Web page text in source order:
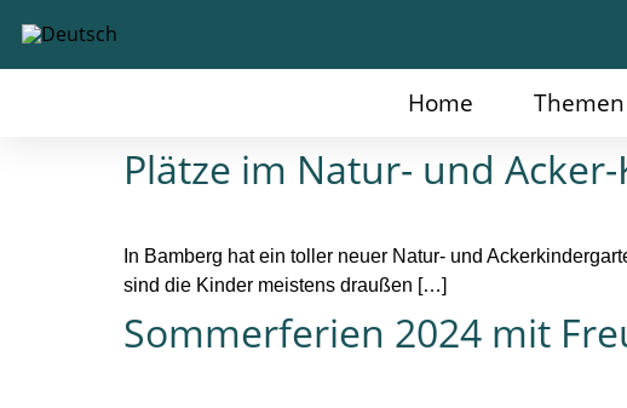
springen
Home Themen
Plätze im Natur- und
In Bamberg hat ein toller neuer Natur- und
sind die Kinder meistens draußen […]
Sommerferien 2024 mit